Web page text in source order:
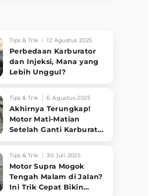
Tips & Trik 12 Agustus 2025
Perbedaan Karburator
dan Injeksi, Mana yang
Lebih Unggul?
Tips & Trik 6 Agustus 2025
Akhirnya Terungkap!
Motor Mati-Matian
Setelah Ganti Karburator
Biang Keroknya
Tips & Trik 30 Juli 2025
Motor Supra Mogok
Tengah Malam di Jalan?
Ini Trik Cepat Bikin